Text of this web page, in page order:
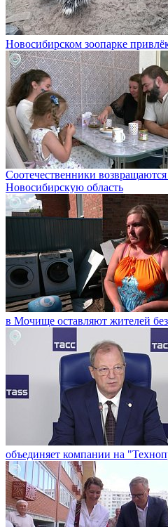
Новосибирском зоопарке
Соотечественники
Новосибирскую область
в Мочище оставляют жителей
объединяет компании на